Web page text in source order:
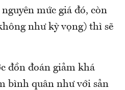
mức giá đó, còn
như kỳ vọng) thì sẽ
đồn đoán giảm khá
bình quân như với sản